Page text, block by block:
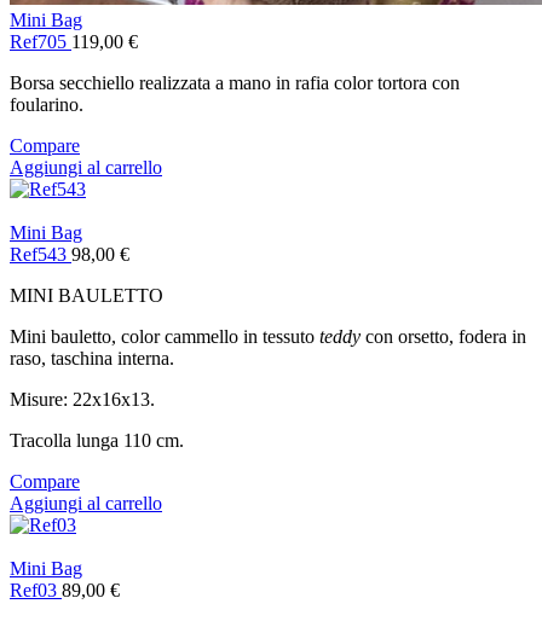
Mini Bag
Ref705 119,00 €
Borsa secchiello realizzata a mano in rafia color tortora con
foularino.
Compare
Aggiungi al carrello
Mini Bag
Ref543 98,00 €
MINI BAULETTO
Mini bauletto, color cammello in tessuto teddy con orsetto, fodera in
raso, taschina interna.
Misure: 22x16x13.
Tracolla lunga 110 cm.
Compare
Aggiungi al carrello
Mini Bag
Ref03 89,00 €